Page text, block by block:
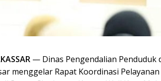
— Dinas Pengendalian Penduduk
menggelar Rapat Koordinasi